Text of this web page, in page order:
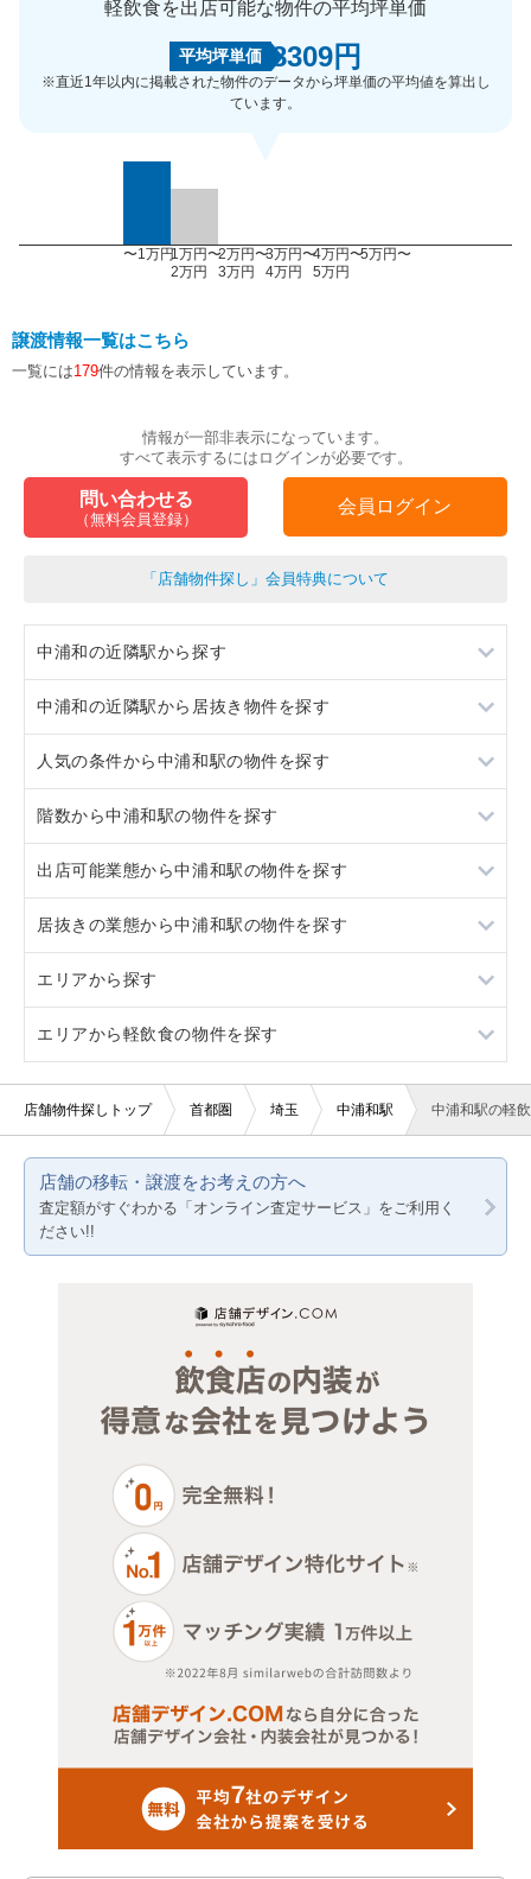
軽飲食を出店可能な物件の平均坪単価
平均坪単価 8309円
※直近1年以内に掲載された物件のデータから坪単価の平均値を算出し
ています。
〜1万円1万円〜
2万円
2万円〜
3万円
3万円〜
4万円
4万円〜
5万円
5万円〜
譲渡情報一覧はこちら
一覧には179件の情報を表示しています。
情報が一部非表示になっています。
すべて表示するにはログインが必要です。
問い合わせる
（無料会員登録）
会員ログイン
「店舗物件探し」会員特典について
中浦和の近隣駅から探す
南与野
武蔵浦和
与野本町
北戸田
中浦和の近隣駅から居抜き物件を探す
南与野
武蔵浦和
与野本町
北戸田
人気の条件から中浦和駅の物件を探す
居抜き
スケルトン
駐車場あり
20坪以下
賃料20万円以下
階数から中浦和駅の物件を探す
1階
2階
3階以上
出店可能業態から中浦和駅の物件を探す
重飲食
軽飲食
バー・クラブ
美容室・理容室
医療・歯科・クリニック
物販・小売
ジム・教室・スタジオ
その他サービス・その他
居抜きの業態から中浦和駅の物件を探す
カラオケ・パブ・スナック
エリアから探す
東京23区
東京都下
千葉
埼玉
エリアから軽飲食の物件を探す
東京23区
神奈川
千葉
店舗物件探しトップ 首都圏 埼玉 中浦和駅 中浦和駅の軽
店舗の移転・譲渡をお考えの方へ
査定額がすぐわかる「オンライン査定サービス」をご利用く
ださい!!